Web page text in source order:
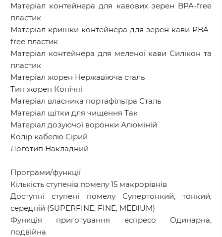
Матеріал контейнера для кавових зерен BPA-free
пластик
Матеріал кришки контейнера для зерен кави PBA-
free пластик
Матеріал контейнера для меленої кави Силікон та
пластик
Матеріал жорен Нержавіюча сталь
Тип жорен Конічні
Матеріал власника портафільтра Сталь
Матеріал щітки для чищення Так
Матеріал дозуючої воронки Алюміній
Колір кабелю Сірий
Логотип Накладний
Програми/функції
Кількість ступенів помелу 15 макрорівнів
Доступні ступені помелу Супертонкий, тонкий,
середній (SUPERFINE, FINE, MEDIUM)
Функція приготування еспресо Одинарна,
подвійна